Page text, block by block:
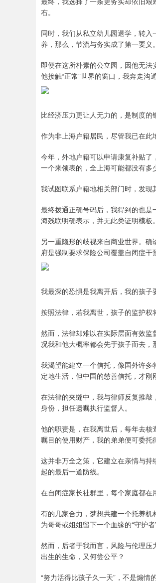
右。
同时，我们从私立幼儿园退学，转
养，那么，节流与务实成了第一要义。
即便在这所朴素的公立园，因他无
他接触“正常”世界的窗口，我奔走沟
比经济压力更让人无力的，是制度的
作为非上海户籍居民，尽管我已在此
今年，外地户籍可以申请康复补贴
一个来领表的，全上海可能都没有多
我试图联系户籍地相关部门时，发
最终拨通正确号码后，我得到的也
海残联明确表示，并无此类证明模板。
另一重隐形的歧视来自商业世界。
府是强制要求保险公司覆盖自闭症干
我最深的恐惧是我离开后，我的孩子
按照法律，若我离世，孩子的监护权
然而，法律却难以在实际层面有效
况我和他大概率都会先于孩子而去，
我渴望能建立一个信托，像国外许多
定地生活，但中国的慈善信托，才刚
在法律的夹缝中，我与律师反复推
身份，担任遗嘱执行监督人。
他的职责是，在我离世后，每年去
嘱目的使用财产，我的弟弟便可委托
这并非万全之策，它建立在亲情与
起的最后一道防线。
在自闭症家长社群里，每个家庭都在
有的几家合力，梦想共建一个托养
为哥哥或姐姐留下一个血缘的“守护者”
然而，后者于我而言，风险与伦理
出生的生命，又何尝公平？
“努力活得比孩子久一天”，不是煽情